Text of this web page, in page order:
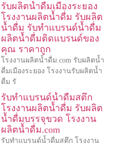
รับผลิตน้ำดื่มเมืองระยอง
โรงงานผลิตน้ำดื่ม รับผลิต
น้ำดื่ม รับทำแบรนด์น้ำดื่ม
ผลิตน้ำดื่มติดแบรนด์ของ
คุณ ราคาถูก
โรงงานผลิตน้ำดื่ม.com รับผลิตน้ำ
ดื่มเมืองระยอง โรงงานรับผลิตน้ำ
ดื่ม รั
รับทำแบรนด์น้ำดื่มสตึก
โรงงานผลิตน้ำดื่ม รับผลิต
น้ำดื่มบรรจุขวด โรงงาน
ผลิตน้ำดื่ม.com
รับทำแบรนด์น้ำดื่มสตึก โรงงาน